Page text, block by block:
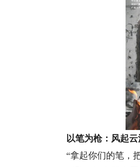
以笔为枪： 风起
“拿起你们的笔，